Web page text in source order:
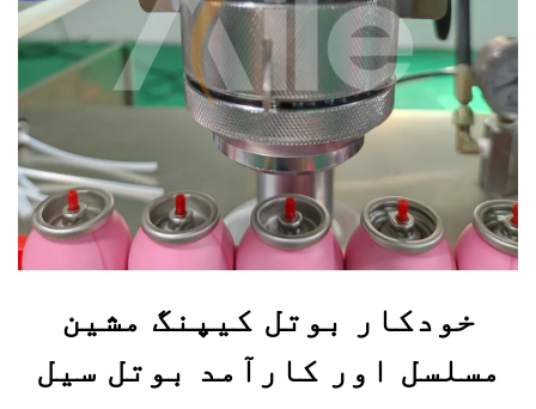
ہم سے رابطہ کریں
خودکار بوتل کیپنگ مشین
مسلسل اور کارآمد بوتل سیل